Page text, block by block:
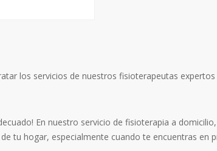
los servicios de nuestros fisioterapeutas expertos
En nuestro servicio de fisioterapia a
tu hogar, especialmente cuando te encuentras en